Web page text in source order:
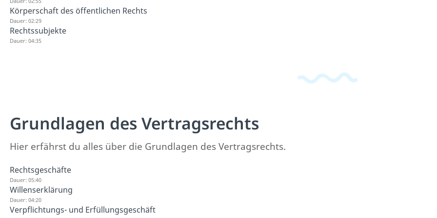
Körperschaft des öffentlichen Rechts
Dauer: 02:29
Rechtssubjekte
Dauer: 04:35
Grundlagen des Vertragsrechts
Hier erfährst du alles über die Grundlagen des Vertragsrechts.
Rechtsgeschäfte
Dauer: 05:40
Willenserklärung
Dauer: 04:20
Verpflichtungs- und Erfüllungsgeschäft